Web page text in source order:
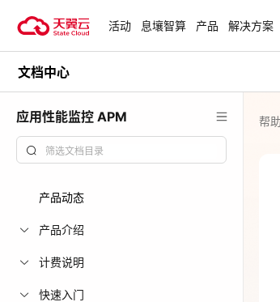
试用，产品折扣等，助您降本增
活动 息壤智算 产品 解决方案
文档中心
应用性能监控 APM
产品动态
产品介绍
计费说明
快速入门
帮